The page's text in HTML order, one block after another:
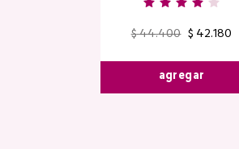
$ 44.400 $ 42.180
agregar